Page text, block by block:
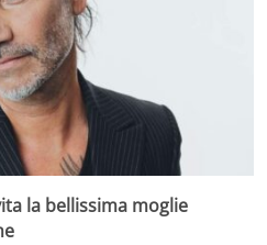
la bellissima moglie